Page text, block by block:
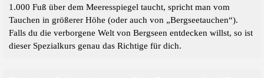
1.000 Fuß über dem Meeresspiegel taucht, spricht man vom
Tauchen in größerer Höhe (oder auch von „Bergseetauchen“).
Falls du die verborgene Welt von Bergseen entdecken willst, so ist
dieser Spezialkurs genau das Richtige für dich.